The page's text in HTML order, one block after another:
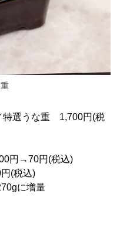
特選うな重 1,700円(税
円→70円(税込)
(税込)
に増量